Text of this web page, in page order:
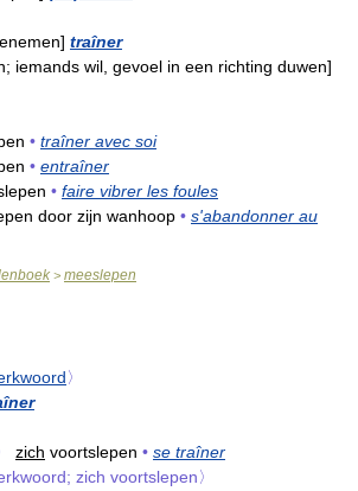
traîner
iemands wil, gevoel in een richting duwen]
• traîner avec soi
• entraîner
• faire vibrer les foules
door zijn wanhoop • s'abandonner au
> meeslepen
〉
zich voortslepen • se traîner
zich voortslepen〉